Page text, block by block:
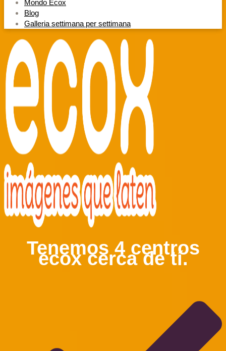
Mondo Ecox
Blog
Galleria settimana per settimana
Tenemos 4 centros
ecox cerca de tí.